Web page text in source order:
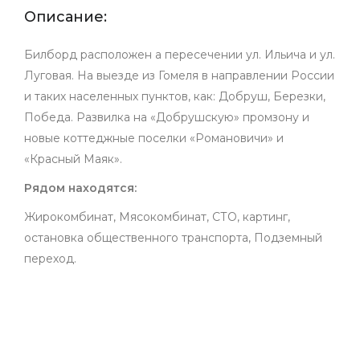
Описание:
Билборд расположен а пересечении ул. Ильича и ул.
Луговая. На выезде из Гомеля в направлении России
и таких населенных пунктов, как: Добруш, Березки,
Победа. Развилка на «Добрушскую» промзону и
новые коттеджные поселки «Романовичи» и
«Красный Маяк».
Рядом находятся:
Жирокомбинат, Мясокомбинат, СТО, картинг,
остановка общественного транспорта, Подземный
переход.